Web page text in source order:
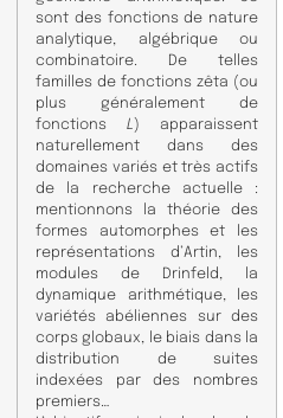
sont des fonctions de nature
analytique, algébrique ou
combinatoire. De telles
familles de fonctions zêta (ou
plus généralement de
fonctions L ) apparaissent
naturellement dans des
domaines variés et très actifs
de la recherche actuelle :
mentionnons la théorie des
formes automorphes et les
représentations d’Artin, les
modules de Drinfeld, la
dynamique arithmétique, les
variétés abéliennes sur des
corps globaux, le biais dans la
distribution de suites
indexées par des nombres
premiers…